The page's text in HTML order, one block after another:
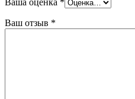
Ваша оценка *
Ваш отзыв *